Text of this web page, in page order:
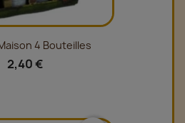
4 Bouteilles
2,40 €